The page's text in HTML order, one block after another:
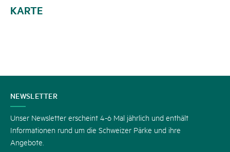
KARTE
KONTAKT
NEWSLETTER
Unser Newsletter erscheint 4-6 Mal jährlich und enthält
Informationen rund um die Schweizer Pärke und ihre
Angebote.